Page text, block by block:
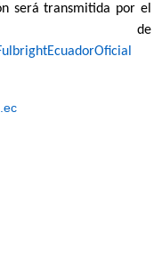
será transmitida por el
de